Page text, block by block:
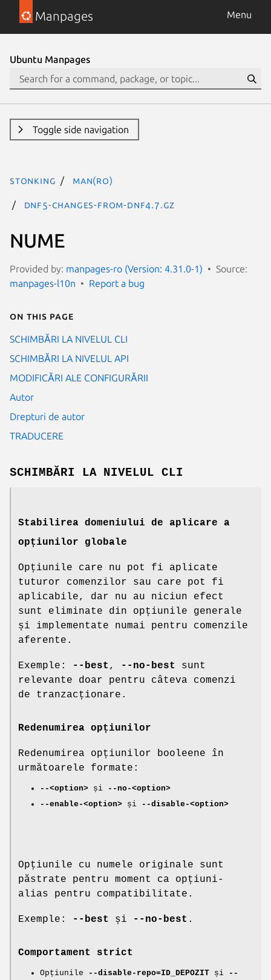
Manpages Menu
Ubuntu Manpages
Toggle side navigation
stonking man(ro)
dnf5-changes-from-dnf4.7.gz
NUME
Provided by: manpages-ro (Version: 4.31.0-1)
Source:
manpages-l10n
Report a bug
On this page
SCHIMBĂRI LA NIVELUL CLI
SCHIMBĂRI LA NIVELUL API
MODIFICĂRI ALE CONFIGURĂRII
Autor
Drepturi de autor
TRADUCERE
SCHIMBĂRI LA NIVELUL CLI
Stabilirea domeniului de aplicare a
opțiunilor globale
Opțiunile care nu pot fi aplicate
tuturor comenzilor sau care pot fi
aplicabile, dar nu au niciun efect
sunt eliminate din opțiunile generale
și implementate numai pentru comenzile
aferente.
Exemple: --best , --no-best
sunt
relevante doar pentru câteva comenzi
de tranzacționare.
Redenumirea opțiunilor
Redenumirea opțiunilor booleene în
următoarele formate:
--<option> și
--no-<option>
--enable-<option> și --disable-<option>
Opțiunile cu numele originale sunt
păstrate pentru moment ca opțiuni-
alias pentru compatibilitate.
Exemple: --best și --no-best .
Comportament strict
Opțiunile --disable-repo=ID_DEPOZIT și
--